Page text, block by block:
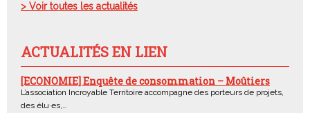
> Voir toutes les actualités
ACTUALITÉS EN LIEN
[ECONOMIE] Enquête de consommation – Moûtiers
L’association Incroyable Territoire accompagne des porteurs de projets,
des élu·es,…